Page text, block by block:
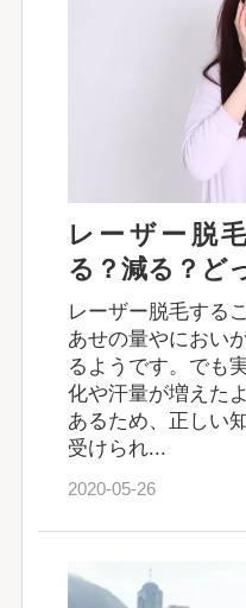
レーザー脱
る？減る？ど
レーザー脱毛する
あせの量やにおい
るようです。でも
化や汗量が増えた
あるため、正しい
受けられ...
2020-05-26